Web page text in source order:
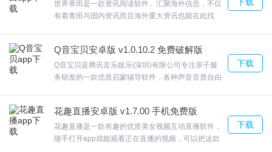
置不同 EQ 模式，让你尽情享受无线音乐所带来不一
样的体验。它能够让你享受更极致的音乐体验，欢迎
世界青田是一款资讯阅读软件。汇聚海外信息，不仅
有着青田与国内资讯而且海外重大资讯也能在此找
更新即时，欢迎来合众软件园下载体验。
Q音宝贝安卓版 v1.0.10.2 免费破解版
Q音宝贝是腾讯音乐娱乐(深圳)有限公司专注亲子服
务研发的一款优质启蒙辅导软件，各种声音音质自由
动关闭这个应用；欢迎来合众软件园下载体验。
下载
花趣直播安卓版 v1.7.00 手机免费版
花趣直播是一款有趣的优质美女视频互动直播软件，
随手打开app就能观看正在直播的视频，可以把这款
下载